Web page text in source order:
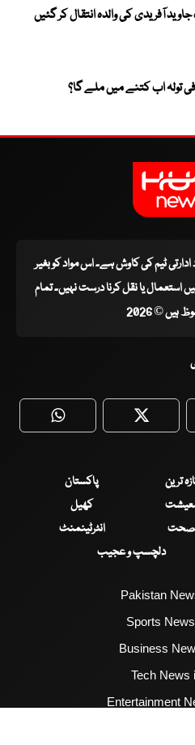
آفریدی کی والدہ انتقال کر گئیں
تولہ اب کتنے میں ملے گا؟
ادارتی ٹیم کی کاوش ہے۔ اس مواد کو بغیر
یا نقل کرنا درست نہیں۔ تمام
© 2026
WhatsApp Twitter
ترین
پاکستان
کھیل
صحت
انٹرٹینمنٹ
دلچسپ و عجیب
Pakistan
Sports
Business
Tech News
Entertainment